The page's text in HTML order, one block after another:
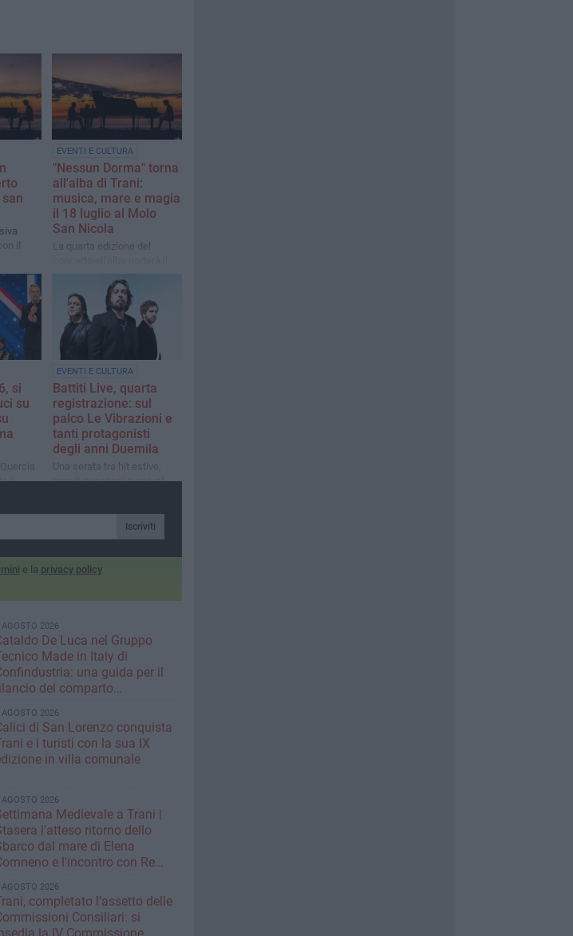
il
EVENTI E CULTURA
"Nessun Dorma" torna
all'alba di Trani:
musica, mare e magia
il 18 luglio al Molo
San Nicola
La quarta edizione del
Duo Alborada con due
pianoforti affacciati
sull'Adriatico
si
su
il
EVENTI E CULTURA
Battiti Live, quarta
registrazione: sul
palco Le Vibrazioni e
tanti protagonisti
degli anni Duemila
Una serata tra hit estive,
grandi successi e revival
e Zero Assoluto ma anche
Baby K e Alvaro Soler
Iscriviti
e la privacy policy
AGOSTO 2026
De Luca nel Gruppo
Made in Italy di
una guida per il
del comparto
AGOSTO 2026
di San Lorenzo conquista
e i turisti con la sua IX
in villa comunale
AGOSTO 2026
Medievale a Trani |
l'atteso ritorno dello
dal mare di Elena
e l'incontro con Re
AGOSTO 2026
completato l’assetto delle
Consiliari: si